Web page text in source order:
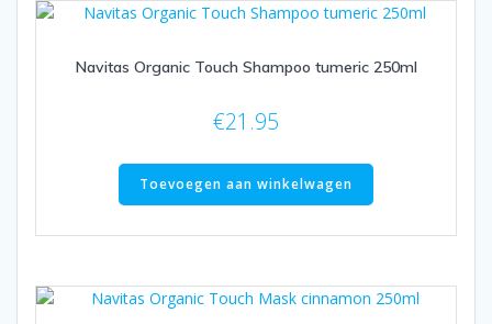
Navitas Organic Touch Shampoo tumeric 250ml
€21.95
Toevoegen aan winkelwagen